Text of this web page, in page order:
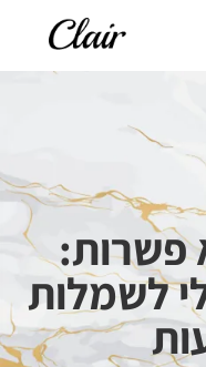
פשרות:
לשמלות